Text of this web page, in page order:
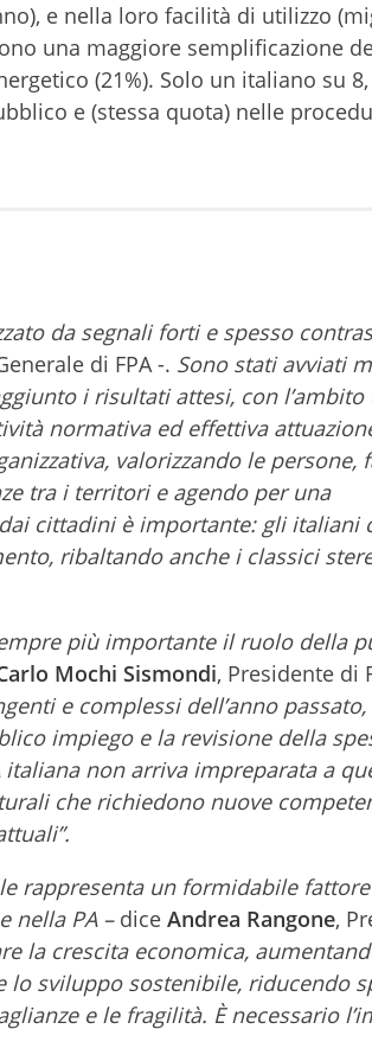
e nella loro facilità di utilizzo
una maggiore semplificazione
(21%). Solo un italiano su
e (stessa quota) nelle
da segnali forti e spesso
di FPA -. Sono stati avviati
i risultati attesi, con l’ambito
normativa ed effettiva
valorizzando le persone,
tra i territori e agendo per una
cittadini è importante: gli italiani
ribaltando anche i classici
più importante il ruolo della
Mochi Sismondi, Presidente di
e complessi dell’anno
impiego e la revisione della
non arriva impreparata a
che richiedono nuove
rappresenta un formidabile
nella PA –dice Andrea Rangone,
la crescita economica,
sviluppo sostenibile, riducendo
e le fragilità. È necessario